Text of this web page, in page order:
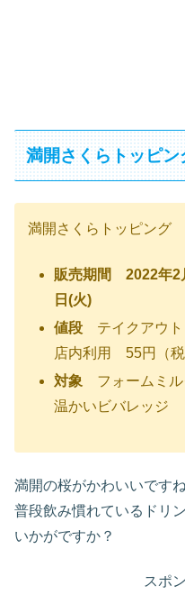
満開さくらトッピ
満開さくらトッピング
販売期間 2022年2
日(火)
値段 テイクアウ
店内利用 55円（税
対象 フォームミル
温かいビバレッジ
満開の桜がかわいいですね
普段飲み慣れているドリ
いかがですか？
スポ